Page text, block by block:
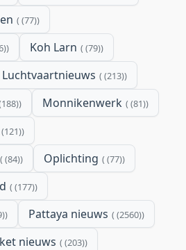
(77)
Koh Larn (79)
Luchtvaartnieuws (213)
Monnikenwerk (81)
(121)
(84) Oplichting (77)
(177)
Pattaya nieuws (2560)
nieuws (203)